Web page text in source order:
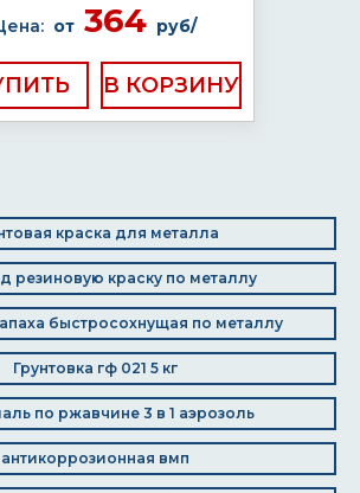
от 364 руб/
краска для металла
резиновую краску по металлу
быстросохнущая по металлу
Грунтовка гф 021 5 кг
по ржавчине 3 в 1 аэрозоль
антикоррозионная вмп